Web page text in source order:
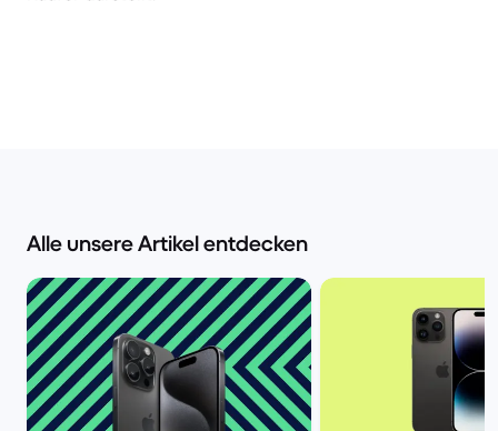
Alle unsere Artikel entdecken